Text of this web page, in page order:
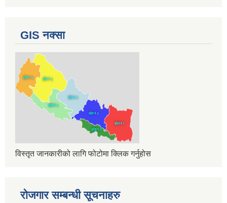
GIS नक्सा
विस्तृत जानकारीको लागि फोटोमा क्लिक गर्नुहोस
रोजगार सम्बन्धी सूचनाहरु